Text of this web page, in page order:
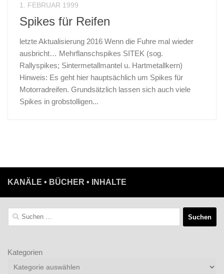
1. FEBRUAR 1999
Spikes für Reifen
letzte Aktualisierung 2016 Wenn die Fuhre mal wieder
ausbricht… Mehrflanschspikes SITEK (sog.
Rallyspikes; Sintermetallmantel u. Hartmetallkern)
Hinweis: Es geht hier hauptsächlich um Spikes für
Motorradreifen. Grundsätzlich lassen sich auch viele
Spikes in grobstolligen...
KANÄLE • BÜCHER • INHALTE
Suchen
nach:
Kategorien